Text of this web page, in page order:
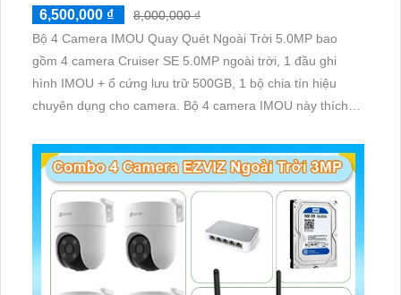
6,500,000 ₫
8,000,000 ₫
Bộ 4 Camera IMOU Quay Quét Ngoài Trời 5.0MP bao
gồm 4 camera Cruiser SE 5.0MP ngoài trời, 1 đầu ghi
hình IMOU + ổ cứng lưu trữ 500GB, 1 bộ chia tín hiệu
chuyên dụng cho camera. Bộ 4 camera IMOU này thích
cần giám sát ngoài trời